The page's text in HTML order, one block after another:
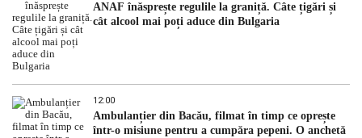
ANAF înăsprește regulile la graniță. Câte țigări și
cât alcool mai poți aduce din Bulgaria
12:00
Ambulanțier din Bacău, filmat în timp ce oprește
într-o misiune pentru a cumpăra pepeni. O anchetă